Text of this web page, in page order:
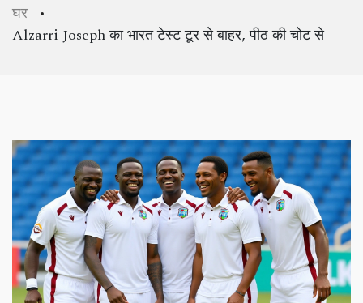
घर
Alzarri Joseph का भारत टेस्ट टूर से बाहर, पीठ की चोट से